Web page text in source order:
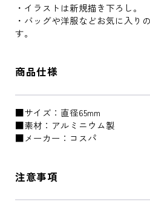
・イラストは新規描き下ろし。
・バッグや洋服などお気に入り
す。
商品仕様
■サイズ：直径65mm
■素材：アルミニウム製
■メーカー：コスパ
注意事項